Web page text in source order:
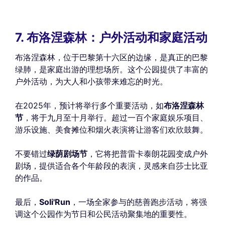
7. 布洛涅森林：户外活动和家庭活动
布洛涅森林，位于巴黎第十六区的边缘，是真正的巴黎
绿肺，是家庭出游的理想场所。这个公园提供了丰富的
户外活动，为大人和小孩带来难忘的时光。
在2025年，预计将举行多个重要活动，如布洛涅森林
节 ，将于九月至十月举行。超过一百个家庭娱乐项目、
游乐设施、美食摊位和烟火表演将让游客们欢欣鼓舞。
不要错过绿荫剧场节 ，它将把普雷卡泰朗花园变成户外
剧场，提供适合各个年龄段的表演，灵感来自莎士比亚
的作品。
最后， Soli'Run ，一场全家参与的慈善跑步活动，将强
调这个公园作为节日和公民活动聚集地的重要性。